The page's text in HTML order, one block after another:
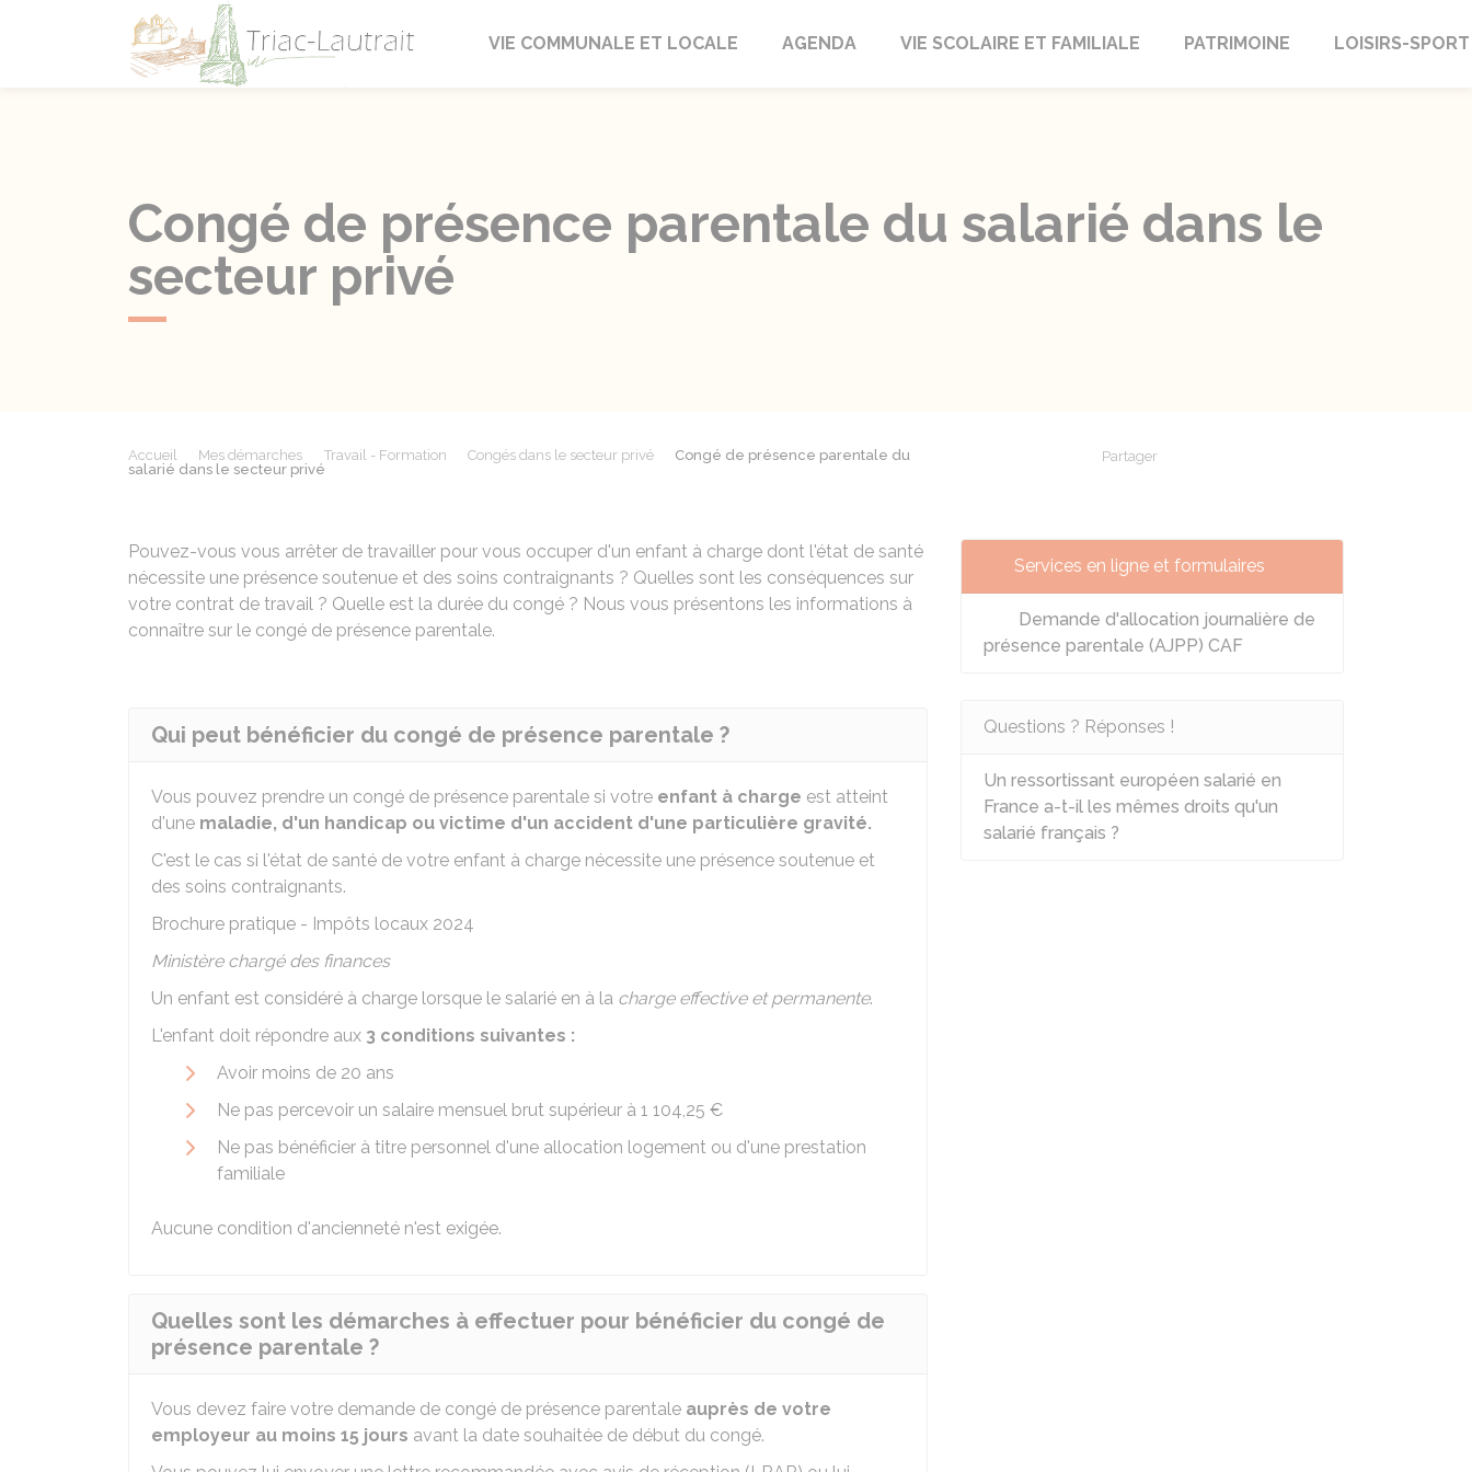
Triac-Lautrait
VIE COMMUNALE ET LOCALE AGENDA VIE SCOLAIRE ET FAMILIALE PATRIMOINE LOISIRS-SPORT
Congé de présence parentale du salarié dans le
secteur privé
Accueil Mes démarches Travail - Formation Congés dans le secteur privé
Congé de présence parentale du
salarié dans le secteur privé
Partager
Pouvez-vous vous arrêter de travailler pour vous occuper d'un enfant à charge dont l'état de santé
nécessite une présence soutenue et des soins contraignants ? Quelles sont les conséquences sur
votre contrat de travail ? Quelle est la durée du congé ? Nous vous présentons les informations à
connaître sur le congé de présence parentale.
Qui peut bénéficier du congé de présence parentale ?
Vous pouvez prendre un congé de présence parentale si votre enfant à charge est atteint
d'une maladie, d'un handicap ou victime d'un accident d'une particulière gravité.
C'est le cas si l'état de santé de votre enfant à charge nécessite une présence soutenue et
des soins contraignants.
Brochure pratique - Impôts locaux 2024
Ministère chargé des finances
Un enfant est considéré à charge lorsque le salarié en à la charge effective et permanente.
L'enfant doit répondre aux 3 conditions suivantes :
Avoir moins de 20 ans
Ne pas percevoir un salaire mensuel brut supérieur à 1 104,25 €
Ne pas bénéficier à titre personnel d'une allocation logement ou d'une prestation
familiale
Aucune condition d'ancienneté n'est exigée.
Quelles sont les démarches à effectuer pour bénéficier du congé de
présence parentale ?
Vous devez faire votre demande de congé de présence parentale auprès de votre
employeur au moins 15 jours avant la date souhaitée de début du congé.
Services en ligne et formulaires
Demande d'allocation journalière de
présence parentale (AJPP) CAF
Questions ? Réponses !
Un ressortissant européen salarié en
France a-t-il les mêmes droits qu'un
salarié français ?